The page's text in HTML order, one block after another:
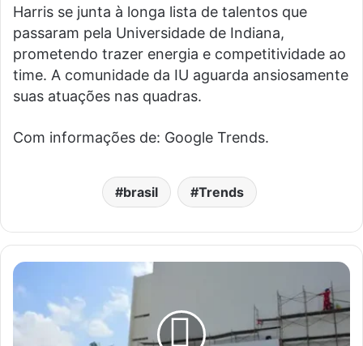
Harris se junta à longa lista de talentos que
passaram pela Universidade de Indiana,
prometendo trazer energia e competitividade ao
time. A comunidade da IU aguarda ansiosamente
suas atuações nas quadras.
Com informações de: Google Trends.
brasil Trends